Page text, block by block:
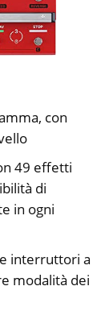
con
49 effetti
di
in ogni
interruttori a
modalità dei